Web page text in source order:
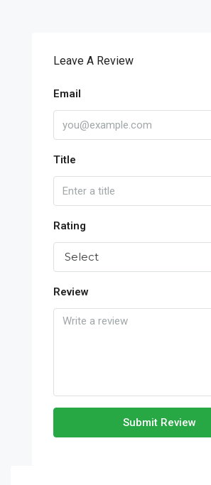
Leave A Review
Email
Title
Rating
Select
Review
Submit Review